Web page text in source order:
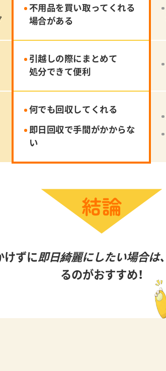
不用品を買い取ってくれる
場合がある
引越しの際にまとめて
処分できて便利
何でも回収してくれる
即日回収で手間がかからな
い
けずに即日綺麗にしたい場合は、
るのがおすすめ！